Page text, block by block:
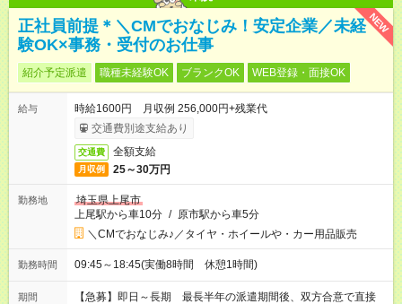
NEW
正社員前提＊＼CMでおなじみ！安定企業／未経
験OK×事務・受付のお仕事
紹介予定派遣 職種未経験OK ブランクOK WEB登録・面接OK
給与
時給1600円 月収例 256,000円+残業代
交通費別途支給あり
交通費 全額支給
月収例 25～30万円
勤務地
埼玉県上尾市
上尾駅から車10分 / 原市駅から車5分
＼CMでおなじみ♪／タイヤ・ホイールや・カー用品販売
勤務時間 09:45～18:45(実働8時間 休憩1時間)
期間
【急募】即日～長期 最長半年の派遣期間後、双方合意で直接